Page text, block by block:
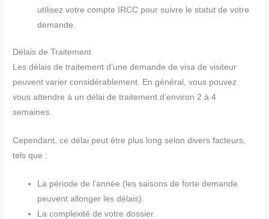
utilisez votre compte IRCC pour suivre le statut de votre
demande.
Délais de Traitement
Les délais de traitement d’une demande de visa de visiteur
peuvent varier considérablement. En général, vous pouvez
vous attendre à un délai de traitement d’environ 2 à 4
semaines.
Cependant, ce délai peut être plus long selon divers facteurs,
tels que :
La période de l’année (les saisons de forte demande
peuvent allonger les délais).
La complexité de votre dossier.